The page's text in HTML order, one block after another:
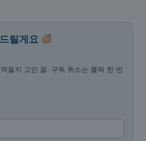
릴게요
을지 고민 끝. 구독 취소는 클릭 한 번